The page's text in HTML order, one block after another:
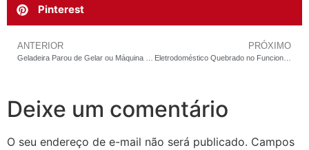
Pinterest
ANTERIOR PRÓXIMO
Eletrodoméstico Quebrado no Funcionários em BH? Descubra Por Que Trocar a Peça Sem Este Passo Quase Sempre Sai o Dobro do Necessário
Deixe um comentário
O seu endereço de e-mail não será publicado. Campos